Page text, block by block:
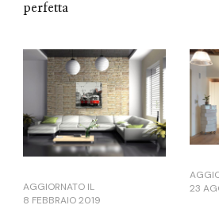
perfetta
AGGIORNATO IL
8 FEBBRAIO 2019
23